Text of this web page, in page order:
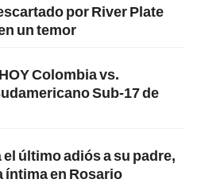
por River Plate
un temor
Colombia vs.
Sub-17 de
último adiós a su padre,
íntima en Rosario